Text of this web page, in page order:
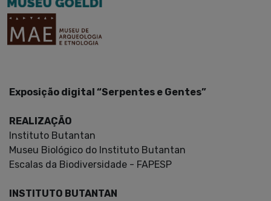
Exposição digital “Serpentes e Gentes”
REALIZAÇÃO
Instituto Butantan
Museu Biológico do Instituto Butantan
Escalas da Biodiversidade - FAPESP
INSTITUTO BUTANTAN